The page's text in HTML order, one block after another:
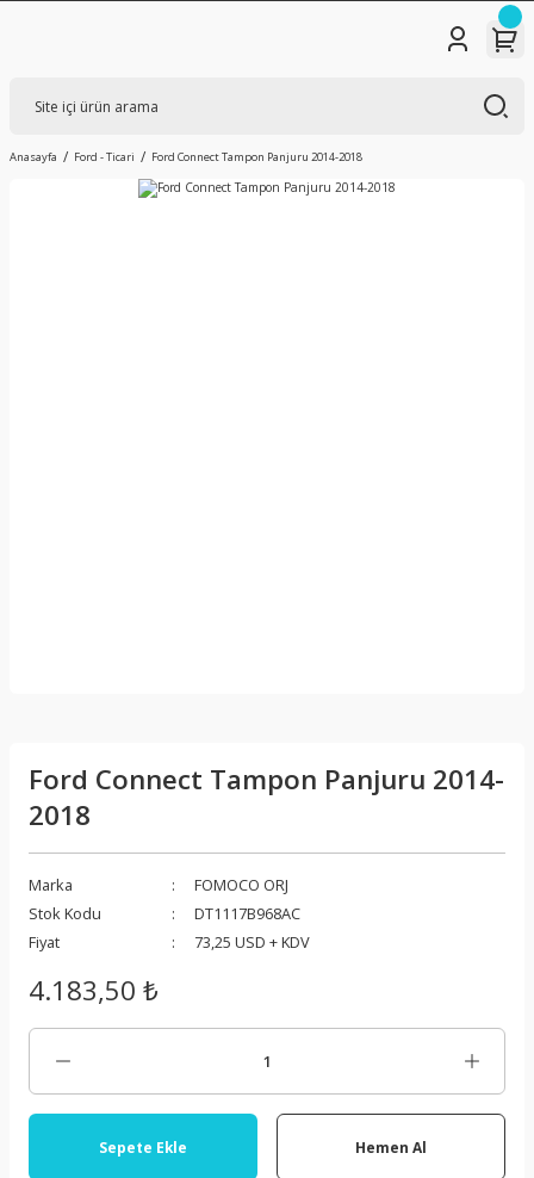
Anasayfa Ford - Ticari Ford Connect Tampon Panjuru 2014-2018
Ford Connect Tampon Panjuru 2014-
2018
Marka
FOMOCO ORJ
Stok Kodu
DT1117B968AC
Fiyat
73,25 USD + KDV
4.183,50 ₺
Sepete Ekle Hemen Al